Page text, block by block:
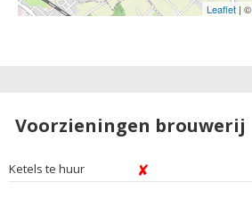
Leaflet | ©
Voorzieningen brouwerij
Ketels te huur